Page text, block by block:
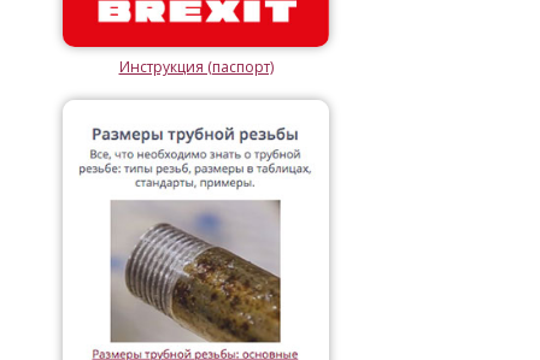
Инструкция (паспорт)